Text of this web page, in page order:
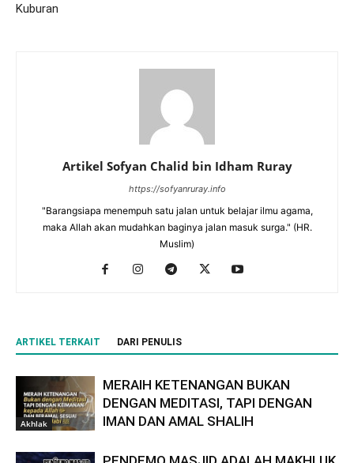
Kuburan
Artikel Sofyan Chalid bin Idham Ruray
https://sofyanruray.info
"Barangsiapa menempuh satu jalan untuk belajar ilmu agama,
maka Allah akan mudahkan baginya jalan masuk surga." (HR.
Muslim)
ARTIKEL TERKAIT DARI PENULIS
Akhlak
MERAIH KETENANGAN BUKAN
DENGAN MEDITASI, TAPI DENGAN
IMAN DAN AMAL SHALIH